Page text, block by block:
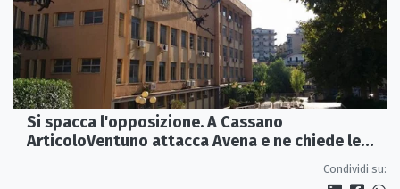
Si spacca l'opposizione. A Cassano
ArticoloVentuno attacca Avena e ne chiede le
Condividi su: